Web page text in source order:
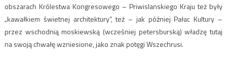
obszarach Królestwa Kongresowego – Priwislanskiego Kraju też były
„kawałkiem świetnej architektury”, też – jak później Pałac Kultury –
przez wschodnią moskiewską (wcześniej petersburską) władzę tutaj
na swoją chwałę wzniesione, jako znak potęgi Wszechrusi.